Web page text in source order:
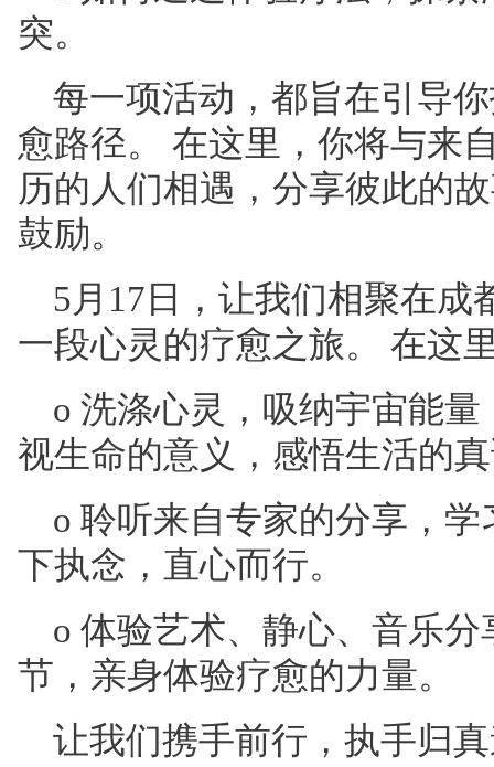
突。
每一项活动，都旨在引导
愈路径。
在这里，你将与来
历的人们相遇，分享彼此的
鼓励。
5月17日，让我们相聚在成
一段心灵的疗愈之旅。
在这
o 洗涤心灵，吸纳宇宙能
视生命的意义，感悟生活的
o 聆听来自专家的分享，
下执念，直心而行。
o 体验艺术、静心、音乐
节，亲身体验疗愈的力量。
让我们携手前行，执手归